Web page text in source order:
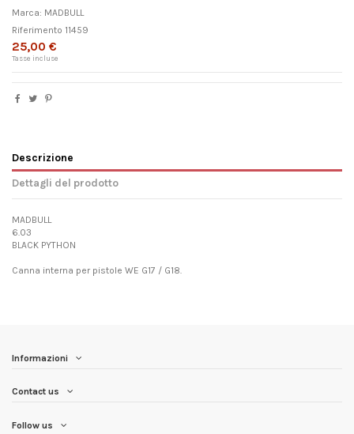
Marca: MADBULL
Riferimento 11459
25,00 €
Tasse incluse
Descrizione
Dettagli del prodotto
MADBULL
6.03
BLACK PYTHON
Canna interna per pistole WE G17 / G18.
Informazioni
Contact us
Follow us